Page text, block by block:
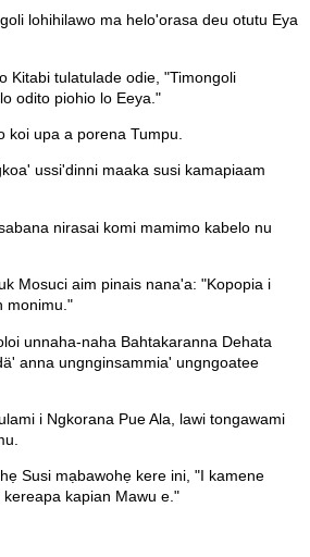
lohihilawo ma helo'orasa deu otutu Eya
Kitabi tulatulade odie, "Timongoli
odito piohio lo Eeya."
koi upa a porena Tumpu.
ussi'dinni maaka susi kamapiaam
nirasai komi mamimo kabelo nu
Mosuci aim pinais nana'a: "Kopopia i
monimu."
unnaha-naha Bahtakaranna Dehata
anna ungnginsammia' ungngoatee
i Ngkorana Pue Ala, lawi tongawami
Susi mạbawohẹ kere ini, "I kamene
kapian Mawu e."